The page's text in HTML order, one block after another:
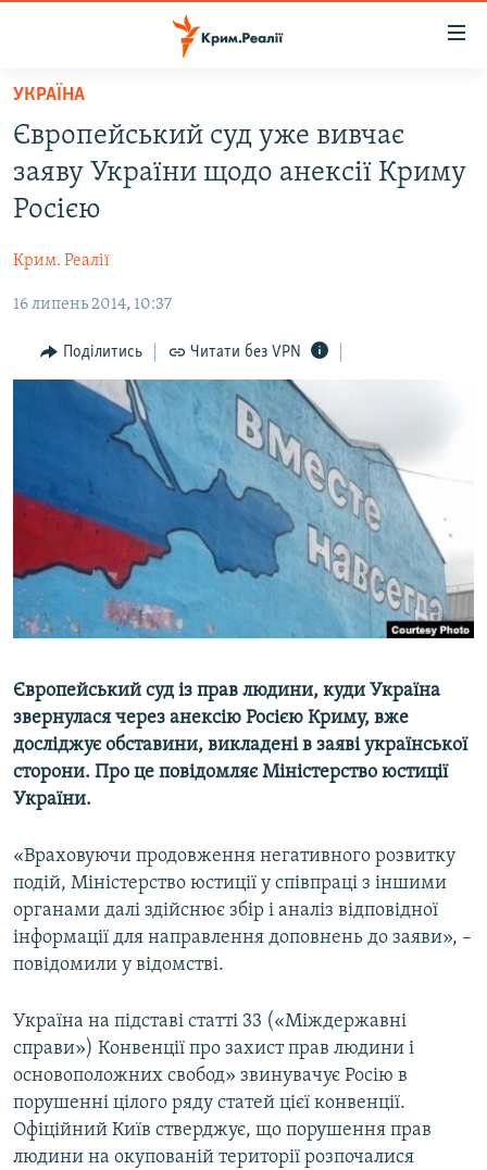
Перейти
основного
матеріалу
Перейти
до
основної
навігації
Перейти
пошуку
ВОДА.КРИМ
ВІДЕО ТА ФОТО
БЛОГИ
ПОГЛЯД
ІНТЕРВ'Ю
ВСЕ ЗА ДЕНЬ
СПЕЦПРОЕКТИ
ВІДЕОУРОКИ «ELIFBE»
СВІДЧЕННЯ ОКУПАЦІЇ
УКРАЇНСЬКА ПРОБЛЕМА КРИМУ
ІНФОГРАФІКА
ЯК ОБІЙТИ БЛОКУВАННЯ
Русский
Qırımtatar
ДОЛУЧАЙСЯ!
Усі сайти RFE/RL
УКРАЇНА
Європейський суд уже вивчає
заяву України щодо анексії Криму
Росією
Крим. Реалії
16 липень 2014, 10:37
Поділитись Читати без VPN
Європейський суд із прав людини, куди Україна
звернулася через анексію Росією Криму, вже
досліджує обставини, викладені в заяві української
сторони. Про це повідомляє Міністерство юстиції
України.
«Враховуючи продовження негативного розвитку
подій, Міністерство юстиції у співпраці з іншими
органами далі здійснює збір і аналіз відповідної
інформації для направлення доповнень до заяви», –
повідомили у відомстві.
Україна на підставі статті 33 («Міждержавні
справи») Конвенції про захист прав людини і
основоположних свобод» звинувачує Росію в
порушенні цілого ряду статей цієї конвенції.
Офіційний Київ стверджує, що порушення прав
людини на окупованій території розпочалися